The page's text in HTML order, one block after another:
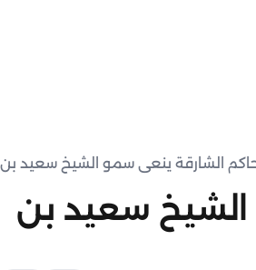
الشارقة ينعى سمو الشيخ سعيد بن
الشيخ سعيد بن